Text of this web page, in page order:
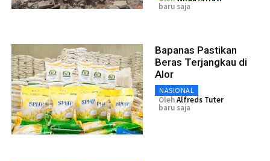
baru saja
Bapanas Pastikan
Beras Terjangkau di
Alor
NASIONAL
OlehAlfreds Tuter
baru saja